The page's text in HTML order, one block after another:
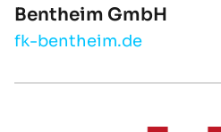
Bentheim GmbH
fk-bentheim.de